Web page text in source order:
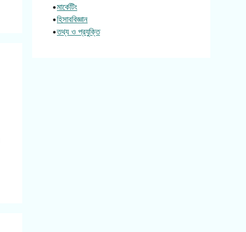
•মার্কেটিং
•হিসাববিজ্ঞান
•তথ্য ও প্রযুক্তি